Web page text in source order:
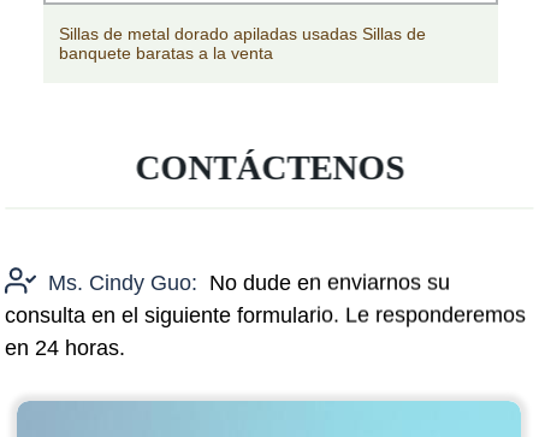
Sillas de metal dorado apiladas usadas Sillas de
banquete baratas a la venta
CONTÁCTENOS
Ms. Cindy Guo: No dude en enviarnos su
consulta en el siguiente formulario. Le responderemos
en 24 horas.